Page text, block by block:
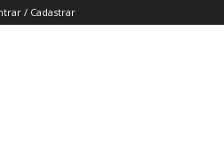
/ Cadastrar